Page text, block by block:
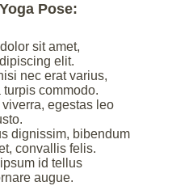
Pose:
sit amet,
elit.
nec erat varius,
commodo.
egestas leo
dignissim, bibendum
convallis felis.
id tellus
augue.